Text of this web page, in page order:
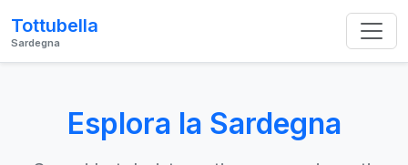
Tottubella
Sardegna
Esplora la Sardegna